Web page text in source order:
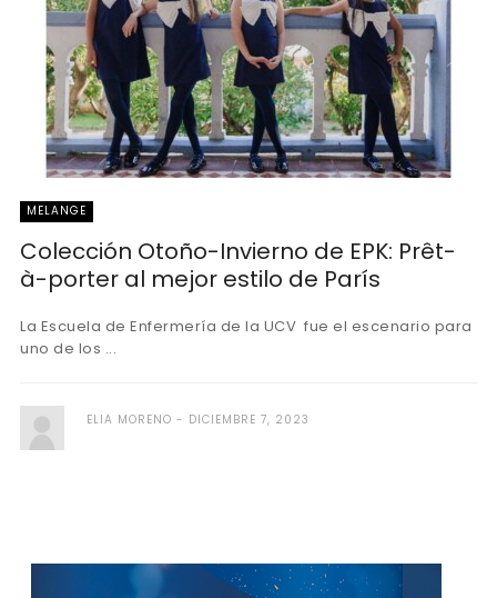
MELANGE
Colección Otoño-Invierno de EPK: Prêt-
à-porter al mejor estilo de París
La Escuela de Enfermería de la UCV fue el escenario para
uno de los ...
ELIA MORENO DICIEMBRE 7, 2023